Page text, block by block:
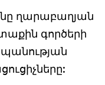
ղարաբաղյան
գործերի